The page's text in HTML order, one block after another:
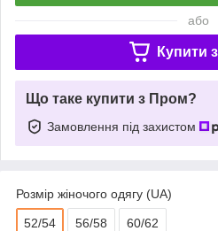
або
Купити з
Що таке купити з Пром?
Замовлення під захистом
Розмір жіночого одягу (UA)
52/54 56/58 60/62